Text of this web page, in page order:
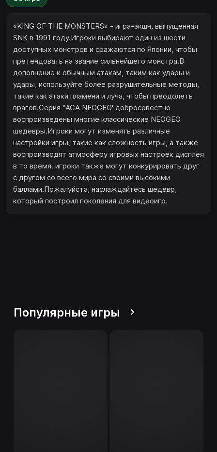
«KING OF THE MONSTERS» - игра-экшн, выпущенная
SNK в 1991 году.Игроки выбирают один из шести
доступных монстров и сражаются по Японии, чтобы
претендовать на звание сильнейшего монстра.В
дополнение к обычным атакам, таким как удары и
удары, используйте более разрушительные методы,
такие как атаки пламени и луча, чтобы преодолеть
врагов.Серия ‶АСА NEOGEO' добросовестно
воспроизведены многие классические NEOGEO
шедевры.Игроки могут изменять различные
настройки игры, такие как сложность игры, а также
воспроизводят атмосферу игровых настроек дисплея
в то время. игроки также могут конкурировать друг
с другом со всего мира со своими высокими
баллами.Пожалуйста, наслаждайтесь шедевр,
который построил поколения для видеоигр.
Популярные игры